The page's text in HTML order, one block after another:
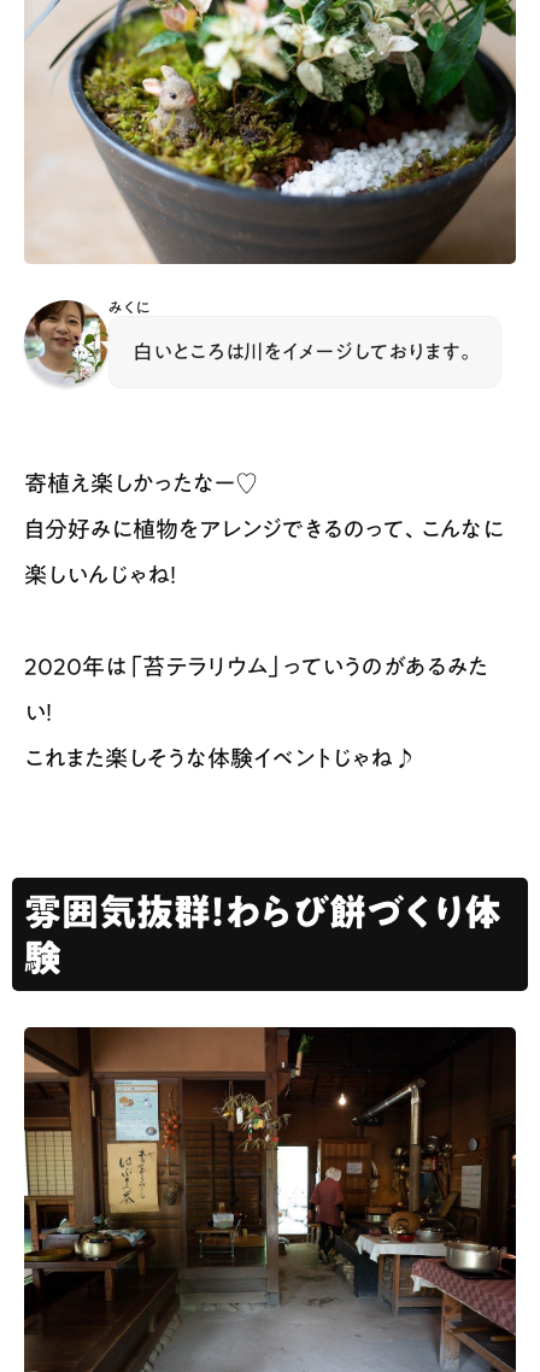
みくに
白いところは川をイメージしております。
寄植え楽しかったなー♡
自分好みに植物をアレンジできるのって、こんなに
楽しいんじゃね！
2020年は「苔テラリウム」っていうのがあるみた
い！
これまた楽しそうな体験イベントじゃね♪
雰囲気抜群！わらび餅づくり体
験